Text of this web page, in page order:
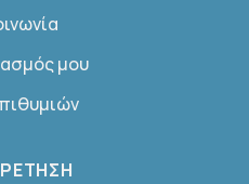
μου